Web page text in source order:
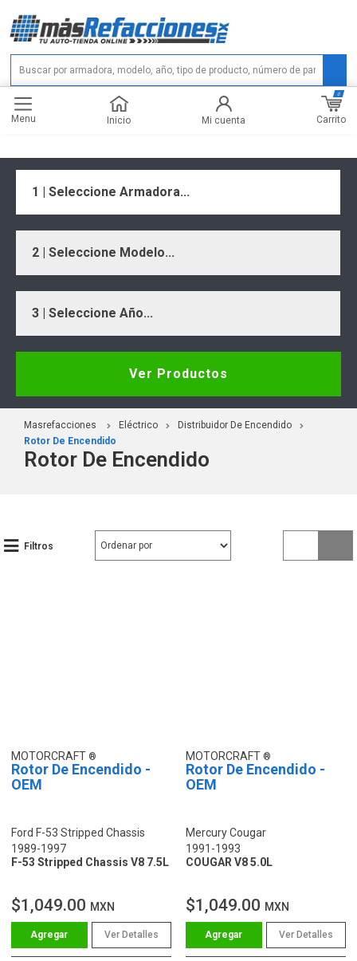
Menu Inicio Mi cuenta Carrito
0
1 | Seleccione Armadora...
2 | Seleccione Modelo...
3 | Seleccione Año...
Ver Productos
Masrefacciones Eléctrico
Distribuidor De Encendido
Rotor De Encendido
Rotor De Encendido
Filtros
MOTORCRAFT
Rotor De Encendido -
OEM
Ford F-53 Stripped Chassis
1989-1997
F-53 Stripped Chassis V8 7.5L
$1,049.00 MXN
Ver Detalles
MOTORCRAFT
Rotor De Encendido -
OEM
Mercury Cougar
1991-1993
COUGAR V8 5.0L
$1,049.00 MXN
Ver Detalles